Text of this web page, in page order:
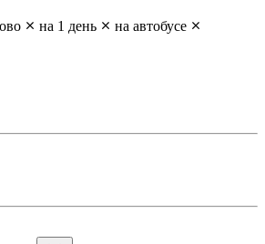
на 1 день
на автобусе